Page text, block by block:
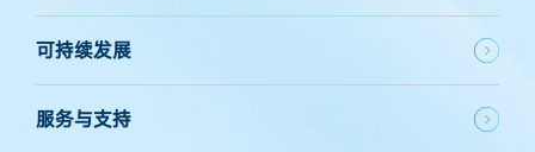
可持续发展
服务与支持